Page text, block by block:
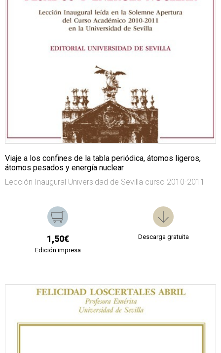
Viaje a los confines de la tabla periódica, átomos ligeros,
átomos pesados y energía nuclear
Lección Inaugural Universidad de Sevilla curso 2010-2011
1,50€
Edición impresa
Descarga gratuita